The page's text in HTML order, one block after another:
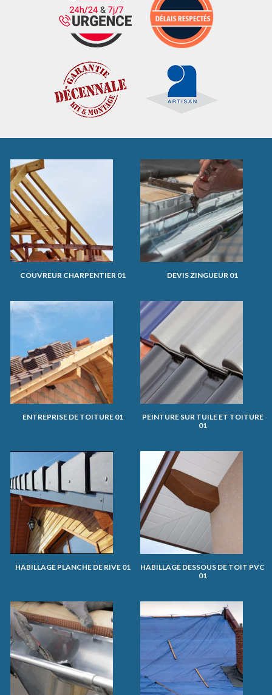
COUVREUR CHARPENTIER 01 DEVIS ZINGUEUR 01
ENTREPRISE DE TOITURE 01
PEINTURE SUR TUILE ET TOITURE
01
HABILLAGE PLANCHE DE RIVE 01
HABILLAGE DESSOUS DE TOIT PVC
01